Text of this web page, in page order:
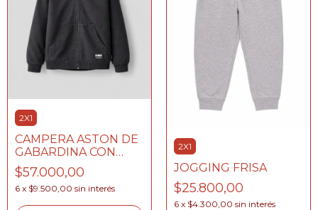
2X1
CAMPERA ASTON DE
GABARDINA CON
PIEL
$57.000,00
6 x $9.500,00 sin interés
2X1
JOGGING FRISA
$25.800,00
6 x $4.300,00 sin interés